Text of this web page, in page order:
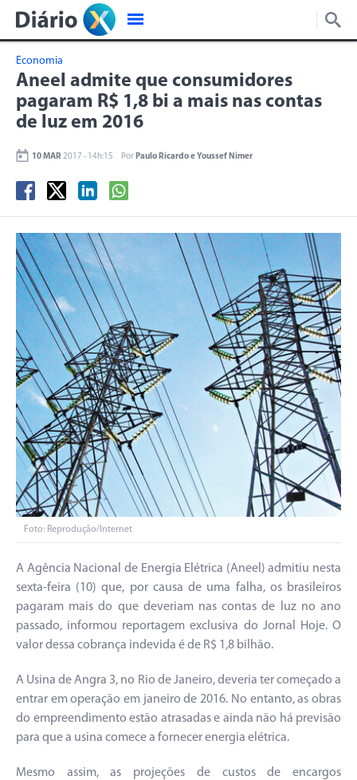
Economia
Aneel admite que consumidores
pagaram R$ 1,8 bi a mais nas contas
de luz em 2016
10 MAR 2017 - 14h:15 Por Paulo Ricardo e Youssef Nimer
Foto: Reprodução/Internet
A Agência Nacional de Energia Elétrica (Aneel) admitiu nesta
sexta-feira (10) que, por causa de uma falha, os brasileiros
pagaram mais do que deveriam nas contas de luz no ano
passado, informou reportagem exclusiva do Jornal Hoje. O
valor dessa cobrança indevida é de R$ 1,8 bilhão.
A Usina de Angra 3, no Rio de Janeiro, deveria ter começado a
entrar em operação em janeiro de 2016. No entanto, as obras
do empreendimento estão atrasadas e ainda não há previsão
para que a usina comece a fornecer energia elétrica.
Mesmo assim, as projeções de custos de encargos